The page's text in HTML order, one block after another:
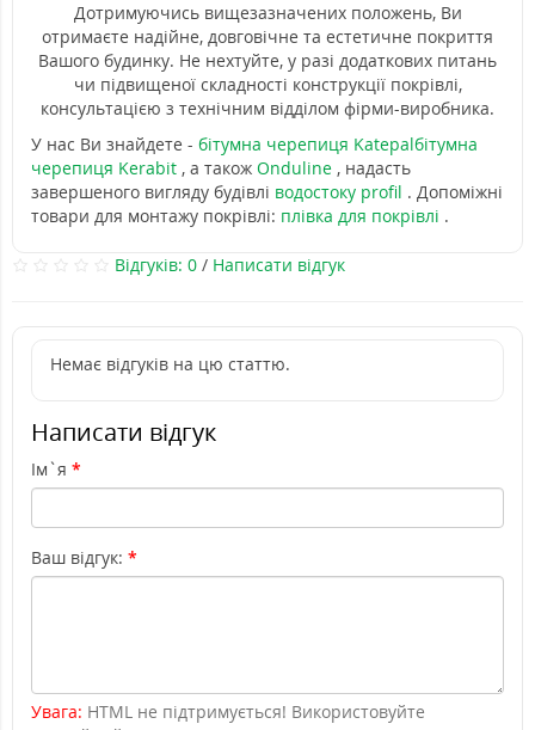
Дотримуючись вищезазначених положень, Ви
отримаєте надійне, довговічне та естетичне покриття
Вашого будинку. Не нехтуйте, у разі додаткових питань
чи підвищеної складності конструкції покрівлі,
консультацією з технічним відділом фірми-виробника.
У нас Ви знайдете - бітумна черепиця Katepalбітумна
черепиця Kerabit , а також Onduline , надасть
завершеного вигляду будівлі водостоку profil . Допоміжні
товари для монтажу покрівлі: плівка для покрівлі .
Відгуків: 0/ Написати відгук
Немає відгуків на цю статтю.
Написати відгук
Ім`я
Ваш відгук:
Увага: HTML не підтримується! Використовуйте